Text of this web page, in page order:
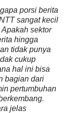
porsi berita
sangat kecil
sektor
hingga
tidak punya
cukup
hal ini bisa
bagian dari
pertumbuhan
jelas